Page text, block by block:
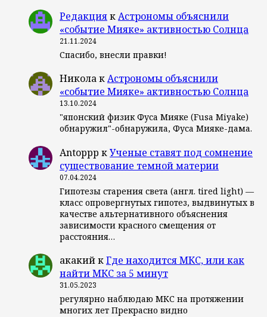
РедакциякАстрономы объяснили
«событие Мияке» активностью Солнца
21.11.2024
Спасибо, внесли правки!
НиколакАстрономы объяснили
«событие Мияке» активностью Солнца
13.10.2024
"японский физик Фуса Мияке (Fusa Miyake)
обнаружил"-обнаружила, Фуса Мияке-дама.
Antoppp кУченые ставят под сомнение
существование темной материи
07.04.2024
Гипотезы старения света (англ. tired light) —
класс опровергнутых гипотез, выдвинутых в
качестве альтернативного объяснения
зависимости красного смещения от
расстояния…
акакийкГде находится МКС, или как
найти МКС за 5 минут
31.05.2023
регулярно наблюдаю МКС на протяжении
многих лет Прекрасно видно